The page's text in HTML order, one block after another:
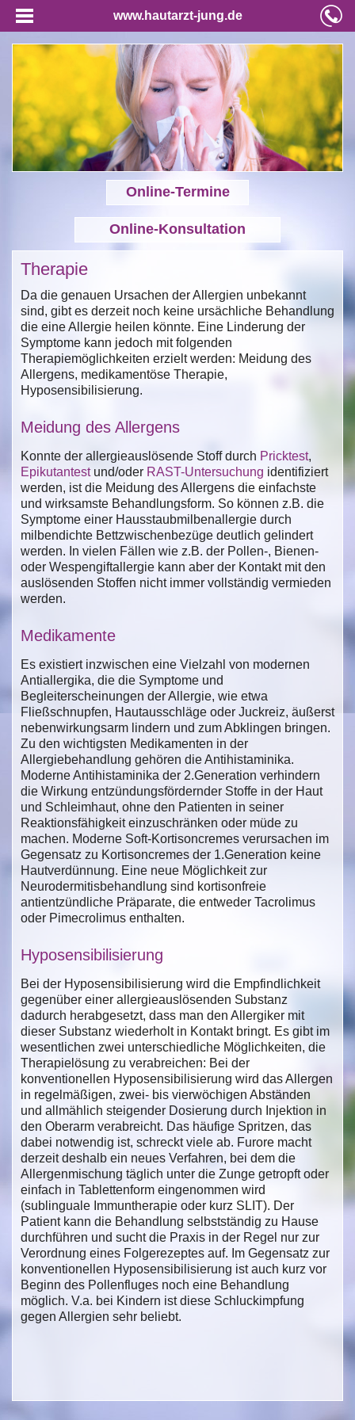
www.hautarzt-jung.de
Online-Termine
Online-Konsultation
Therapie
Da die genauen Ursachen der Allergien unbekannt
sind, gibt es derzeit noch keine ursächliche Behandlung
die eine Allergie heilen könnte. Eine Linderung der
Symptome kann jedoch mit folgenden
Therapiemöglichkeiten erzielt werden: Meidung des
Allergens, medikamentöse Therapie,
Hyposensibilisierung.
Meidung des Allergens
Konnte der allergieauslösende Stoff durch Pricktest,
Epikutantestund/oder RAST-Untersuchung identifiziert
werden, ist die Meidung des Allergens die einfachste
und wirksamste Behandlungsform. So können z.B. die
Symptome einer Hausstaubmilbenallergie durch
milbendichte Bettzwischenbezüge deutlich gelindert
werden. In vielen Fällen wie z.B. der Pollen-, Bienen-
oder Wespengiftallergie kann aber der Kontakt mit den
auslösenden Stoffen nicht immer vollständig vermieden
werden.
Medikamente
Es existiert inzwischen eine Vielzahl von modernen
Antiallergika, die die Symptome und
Begleiterscheinungen der Allergie, wie etwa
Fließschnupfen, Hautausschläge oder Juckreiz, äußerst
nebenwirkungsarm lindern und zum Abklingen bringen.
Zu den wichtigsten Medikamenten in der
Allergiebehandlung gehören die Antihistaminika.
Moderne Antihistaminika der 2.Generation verhindern
die Wirkung entzündungsfördernder Stoffe in der Haut
und Schleimhaut, ohne den Patienten in seiner
Reaktionsfähigkeit einzuschränken oder müde zu
machen. Moderne Soft-Kortisoncremes verursachen im
Gegensatz zu Kortisoncremes der 1.Generation keine
Hautverdünnung. Eine neue Möglichkeit zur
Neurodermitisbehandlung sind kortisonfreie
antientzündliche Präparate, die entweder Tacrolimus
oder Pimecrolimus enthalten.
Hyposensibilisierung
Bei der Hyposensibilisierung wird die Empfindlichkeit
gegenüber einer allergieauslösenden Substanz
dadurch herabgesetzt, dass man den Allergiker mit
dieser Substanz wiederholt in Kontakt bringt. Es gibt im
wesentlichen zwei unterschiedliche Möglichkeiten, die
Therapielösung zu verabreichen: Bei der
konventionellen Hyposensibilisierung wird das Allergen
in regelmäßigen, zwei- bis vierwöchigen Abständen
und allmählich steigender Dosierung durch Injektion in
den Oberarm verabreicht. Das häufige Spritzen, das
dabei notwendig ist, schreckt viele ab. Furore macht
derzeit deshalb ein neues Verfahren, bei dem die
Allergenmischung täglich unter die Zunge getropft oder
einfach in Tablettenform eingenommen wird
(sublinguale Immuntherapie oder kurz SLIT). Der
Patient kann die Behandlung selbstständig zu Hause
durchführen und sucht die Praxis in der Regel nur zur
Verordnung eines Folgerezeptes auf. Im Gegensatz zur
konventionellen Hyposensibilisierung ist auch kurz vor
Beginn des Pollenfluges noch eine Behandlung
möglich. V.a. bei Kindern ist diese Schluckimpfung
gegen Allergien sehr beliebt.